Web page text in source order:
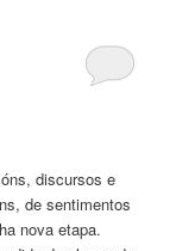
discursos e
de sentimentos
nova etapa.